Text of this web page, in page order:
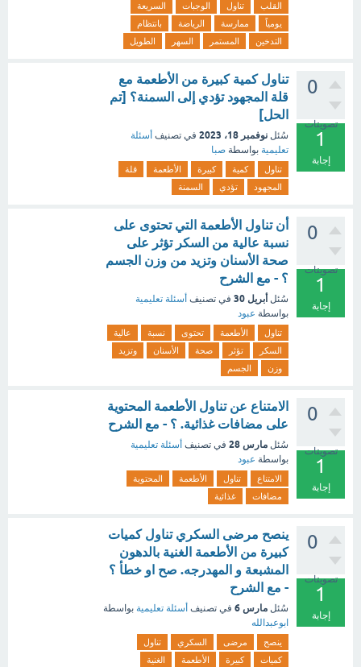
القلب
تناول الوجبات
السريعة
يومياً
ممارسة الرياضة
بانتظام
التدخين
المستمر السهر الطويل
0
تصويتات
1
إجابة
تناول كمية كبيرة من الأطعمة مع
قلة المجهود تؤدي إلى السمنة؟ [تم
الحل]
سُئل نوفمبر 18، 2023 في تصنيف أسئلة
تعليمية بواسطة صبا
تناول كمية كبيرة الأطعمة
قلة
المجهود
تؤدي السمنة
0
تصويتات
1
إجابة
أن تناول الأطعمة التي تحتوى على
نسبة عالية من السكر تؤثر على
صحة الأسنان وتزيد من وزن الجسم
؟ - مع الشرح
سُئل أبريل 30 في تصنيف أسئلة تعليمية
بواسطة عبود
تناول الأطعمة تحتوى نسبة
عالية
السكر
تؤثر صحة الأسنان
وتزيد
وزن
الجسم
0
تصويتات
1
إجابة
الامتناع عن تناول الأطعمة المحتوية
على مضافات غذائية. ؟ - مع الشرح
سُئل مارس 28 في تصنيف أسئلة تعليمية
بواسطة عبود
الامتناع تناول الأطعمة
المحتوية
مضافات
غذائية
0
تصويتات
1
إجابة
ينصح مرضى السكري تناول كميات
كبيرة من الأطعمة الغنية بالدهون
المشبعة و المهدرجه. صح او خطأ ؟
- مع الشرح
سُئل مارس 6 في تصنيف أسئلة تعليمية بواسطة
ابوعبدالله
ينصح مرضى السكري
تناول
كميات
كبيرة الأطعمة الغنية